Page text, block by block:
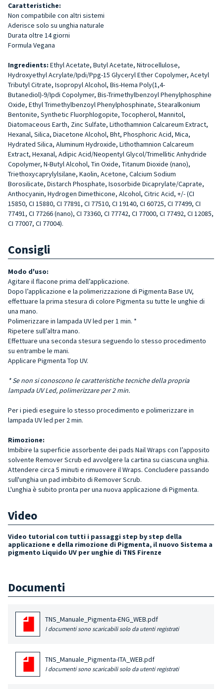
Caratteristiche:
Non compatibile con altri sistemi
Aderisce solo su unghia naturale
Durata oltre 14 giorni
Formula Vegana
Ingredients: Ethyl Acetate, Butyl Acetate, Nitrocellulose,
Hydroxyethyl Acrylate/Ipdi/Ppg-15 Glyceryl Ether Copolymer, Acetyl
Tributyl Citrate, Isopropyl Alcohol, Bis-Hema Poly(1,4-
Butanediol)-9/Ipdi Copolymer, Bis-Trimethylbenzoyl Phenylphosphine
Oxide, Ethyl Trimethylbenzoyl Phenylphosphinate, Stearalkonium
Bentonite, Synthetic Fluorphlogopite, Tocopherol, Mannitol,
Diatomaceous Earth, Zinc Sulfate, Lithothamnion Calcareum Extract,
Hexanal, Silica, Diacetone Alcohol, Bht, Phosphoric Acid, Mica,
Hydrated Silica, Aluminum Hydroxide, Lithothamnion Calcareum
Extract, Hexanal, Adipic Acid/Neopentyl Glycol/Trimellitic Anhydride
Copolymer, N-Butyl Alcohol, Tin Oxide, Titanum Dioxide (nano),
Triethoxycaprylylsilane, Kaolin, Acetone, Calcium Sodium
Borosilicate, Distarch Phosphate, Isosorbide Dicaprylate/Caprate,
Anthocyanin, Hydrogen Dimethicone, Alcohol, Citric Acid, +/- (CI
15850, CI 15880, CI 77891, CI 77510, CI 19140, CI 60725, CI 77499, CI
77491, CI 77266 (nano), CI 73360, CI 77742, CI 77000, CI 77492, CI 12085,
CI 77007, CI 77004).
Consigli
Modo d'uso:
Agitare il flacone prima dell’applicazione.
Dopo l’applicazione e la polimerizzazione di Pigmenta Base UV,
effettuare la prima stesura di colore Pigmenta su tutte le unghie di
una mano.
Polimerizzare in lampada UV led per 1 min. *
Ripetere sull’altra mano.
Effettuare una seconda stesura seguendo lo stesso procedimento
su entrambe le mani.
Applicare Pigmenta Top UV.
* Se non si conoscono le caratteristiche tecniche della propria
lampada UV Led, polimerizzare per 2 min.
Per i piedi eseguire lo stesso procedimento e polimerizzare in
lampada UV led per 2 min.
Rimozione:
Imbibire la superficie assorbente dei pads Nail Wraps con l’apposito
solvente Remover Scrub ed avvolgere la cartina su ciascuna unghia.
Attendere circa 5 minuti e rimuovere il Wraps. Concludere passando
sull'unghia un pad imbibito di Remover Scrub.
L'unghia è subito pronta per una nuova applicazione di Pigmenta.
Video
Video tutorial con tutti i passaggi step by step della
applicazione e della rimozione di Pigmenta, il nuovo Sistema a
pigmento Liquido UV per unghie di TNS Firenze
Documenti
TNS_Manuale_Pigmenta-ENG_WEB.pdf
I documenti sono scaricabili solo da utenti registrati
TNS_Manuale_Pigmenta-ITA_WEB.pdf
I documenti sono scaricabili solo da utenti registrati